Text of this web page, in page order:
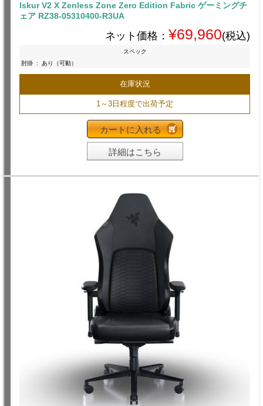
Iskur V2 X Zenless Zone Zero Edition Fabric ゲーミングチ
ェア RZ38-05310400-R3UA
ネット価格： ¥69,960(税込)
スペック
肘掛 : あり（可動）
在庫状況
1～3日程度で出荷予定
カートに入れる
詳細はこちら